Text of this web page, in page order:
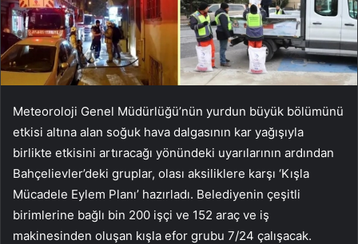
Meteoroloji Genel Müdürlüğü’nün yurdun büyük bölümünü
etkisi altına alan soğuk hava dalgasının kar yağışıyla
birlikte etkisini artıracağı yönündeki uyarılarının ardından
Bahçelievler’deki gruplar, olası aksiliklere karşı ‘Kışla
Mücadele Eylem Planı’ hazırladı. Belediyenin çeşitli
birimlerine bağlı bin 200 işçi ve 152 araç ve iş
makinesinden oluşan kışla efor grubu 7/24 çalışacak.